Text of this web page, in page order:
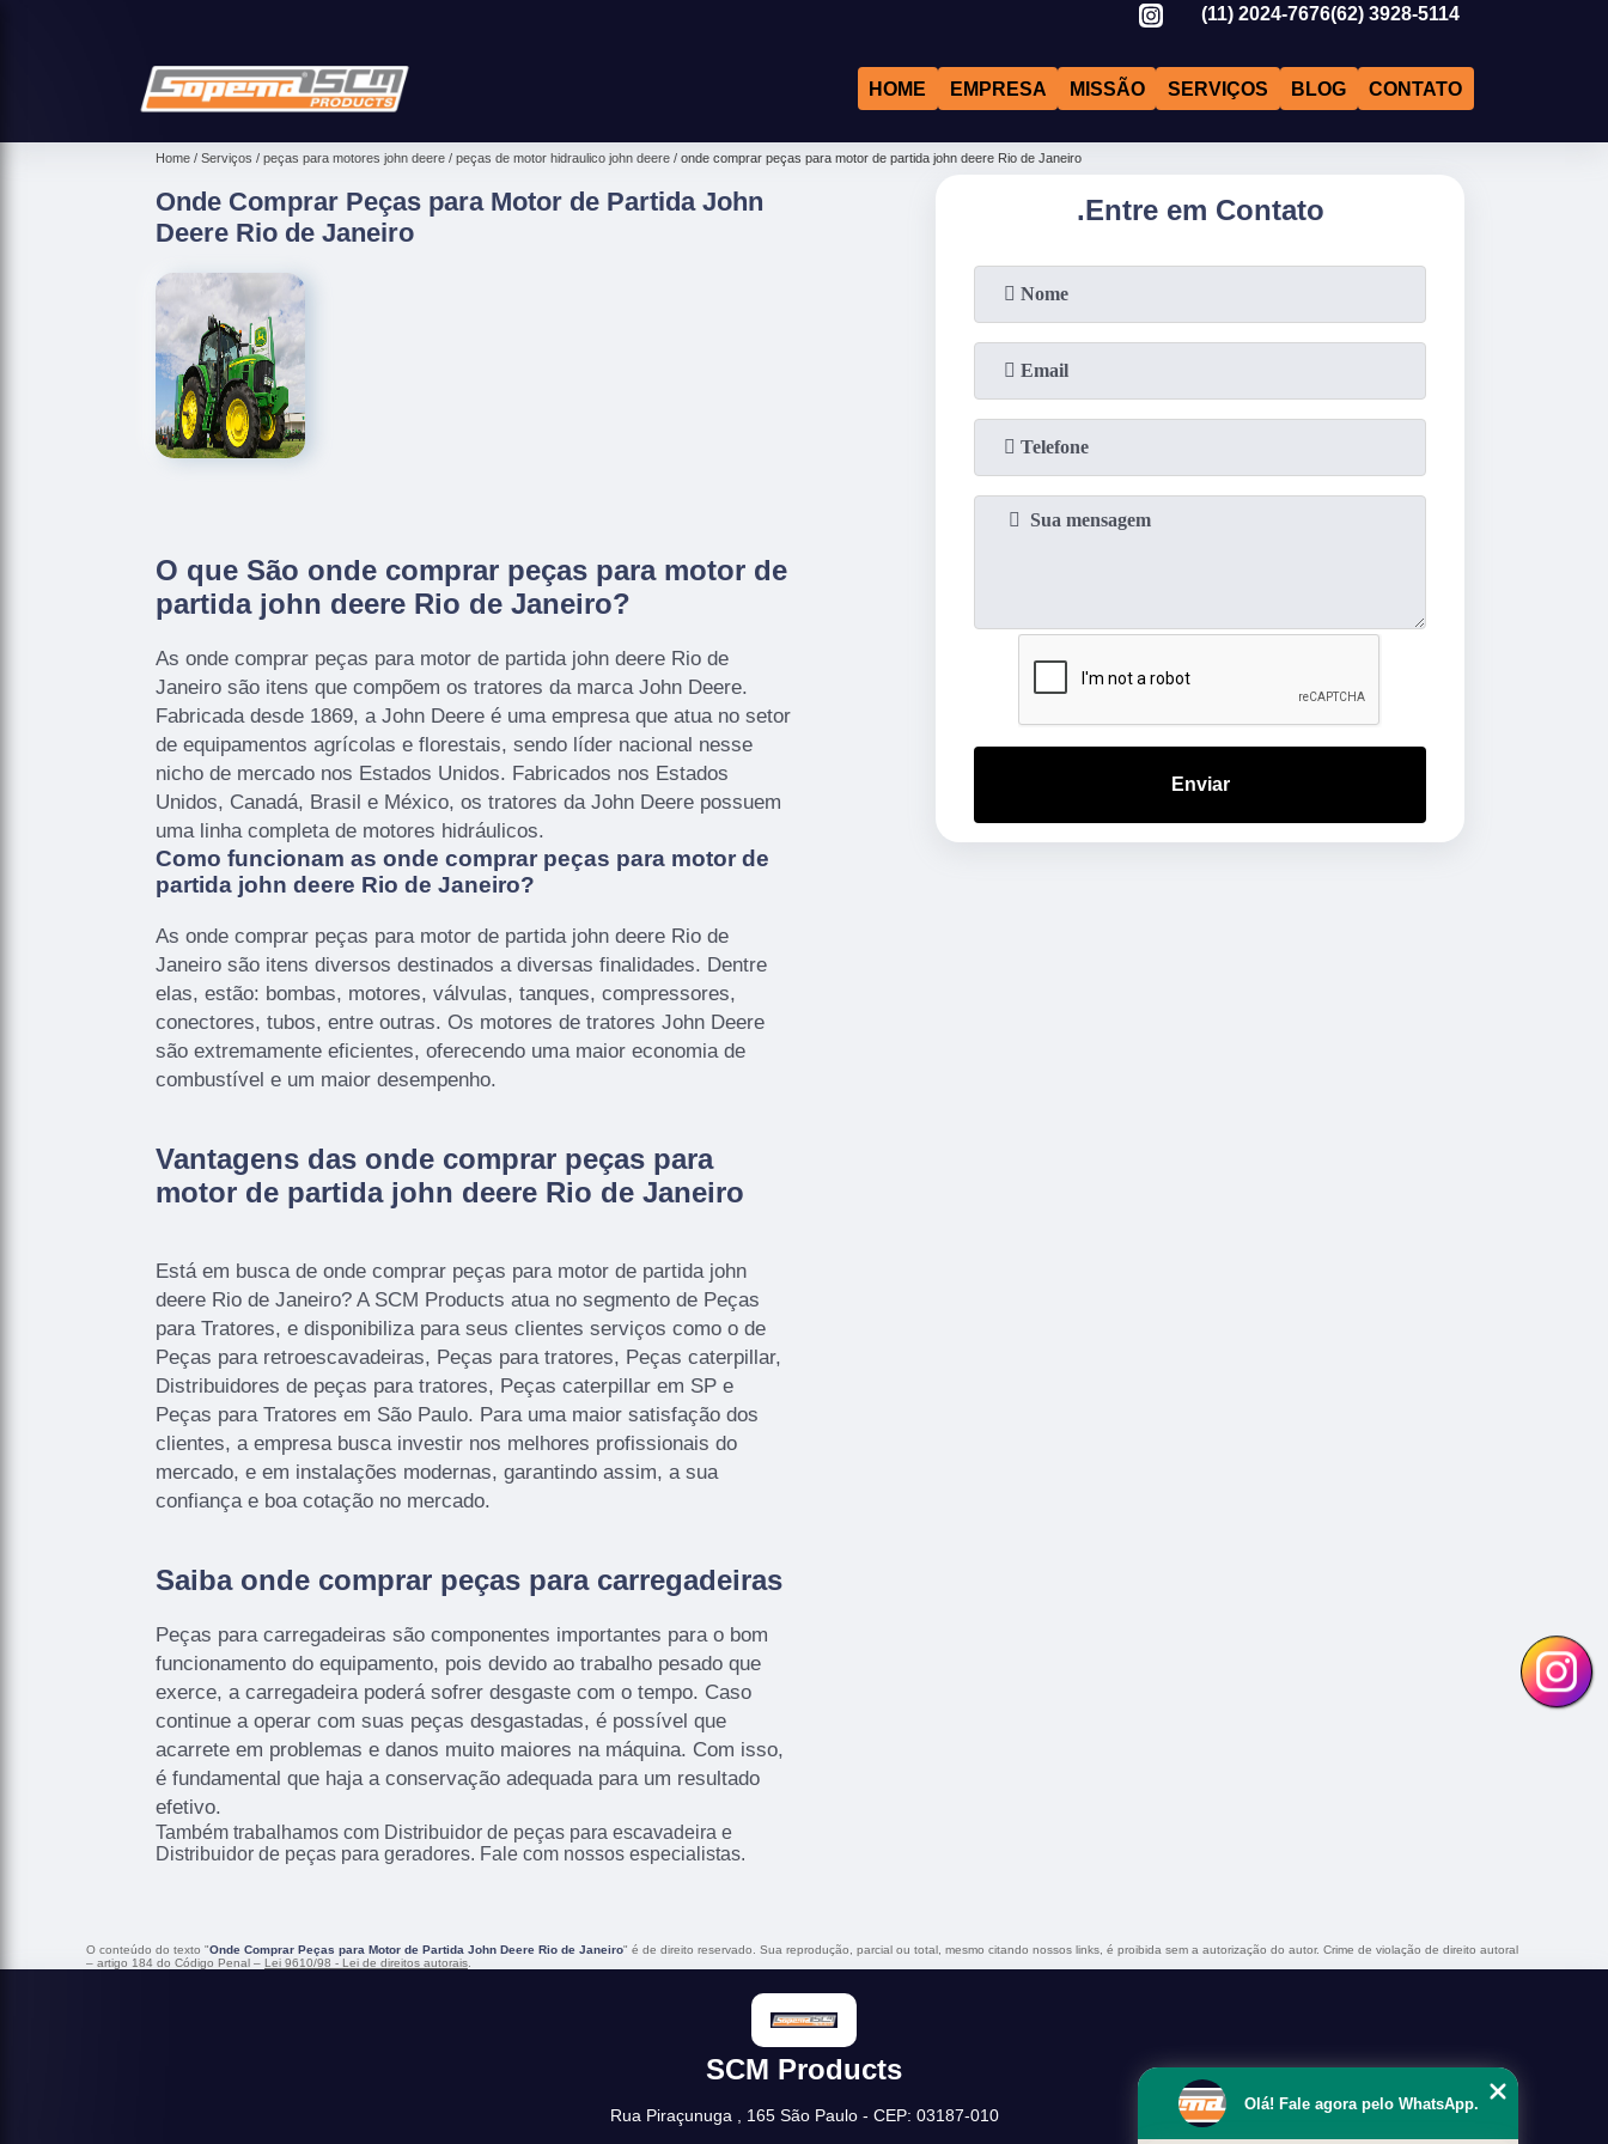
(11) 2024-7676(62) 3928-5114
HOME EMPRESA MISSÃO SERVIÇOS BLOG CONTATO
Home Serviços peças para motores john deere peças de motor hidraulico john deere onde comprar peças para motor de partida john deere Rio de Janeiro
Onde Comprar Peças para Motor de Partida John
Deere Rio de Janeiro
O que São onde comprar peças para motor de
partida john deere Rio de Janeiro?
As onde comprar peças para motor de partida john deere Rio de
Janeiro são itens que compõem os tratores da marca John Deere.
Fabricada desde 1869, a John Deere é uma empresa que atua no setor
de equipamentos agrícolas e florestais, sendo líder nacional nesse
nicho de mercado nos Estados Unidos. Fabricados nos Estados
Unidos, Canadá, Brasil e México, os tratores da John Deere possuem
uma linha completa de motores hidráulicos.
Como funcionam as onde comprar peças para motor de
partida john deere Rio de Janeiro?
As onde comprar peças para motor de partida john deere Rio de
Janeiro são itens diversos destinados a diversas finalidades. Dentre
elas, estão: bombas, motores, válvulas, tanques, compressores,
conectores, tubos, entre outras. Os motores de tratores John Deere
são extremamente eficientes, oferecendo uma maior economia de
combustível e um maior desempenho.
Vantagens das onde comprar peças para
motor de partida john deere Rio de Janeiro
Está em busca de onde comprar peças para motor de partida john
deere Rio de Janeiro? A SCM Products atua no segmento de Peças
para Tratores, e disponibiliza para seus clientes serviços como o de
Peças para retroescavadeiras, Peças para tratores, Peças caterpillar,
Distribuidores de peças para tratores, Peças caterpillar em SP e
Peças para Tratores em São Paulo. Para uma maior satisfação dos
clientes, a empresa busca investir nos melhores profissionais do
mercado, e em instalações modernas, garantindo assim, a sua
confiança e boa cotação no mercado.
Saiba onde comprar peças para carregadeiras
Peças para carregadeiras são componentes importantes para o bom
funcionamento do equipamento, pois devido ao trabalho pesado que
exerce, a carregadeira poderá sofrer desgaste com o tempo. Caso
continue a operar com suas peças desgastadas, é possível que
acarrete em problemas e danos muito maiores na máquina. Com isso,
é fundamental que haja a conservação adequada para um resultado
efetivo.
Também trabalhamos com Distribuidor de peças para escavadeira e
Distribuidor de peças para geradores. Fale com nossos especialistas.
.Entre em Contato
Enviar
O conteúdo do texto "Onde Comprar Peças para Motor de Partida John Deere Rio de Janeiro" é de direito reservado. Sua reprodução, parcial ou total, mesmo citando nossos links, é proibida sem a autorização do autor. Crime de violação de direito autoral
– artigo 184 do Código Penal – Lei 9610/98 - Lei de direitos autorais.
SCM Products
Rua Piraçunuga , 165 São Paulo - CEP: 03187-010
Olá! Fale agora pelo WhatsApp.